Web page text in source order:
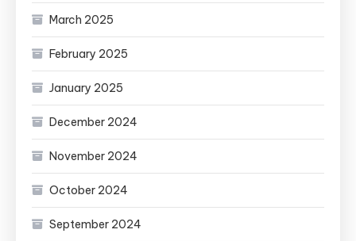
March 2025
February 2025
January 2025
December 2024
November 2024
October 2024
September 2024